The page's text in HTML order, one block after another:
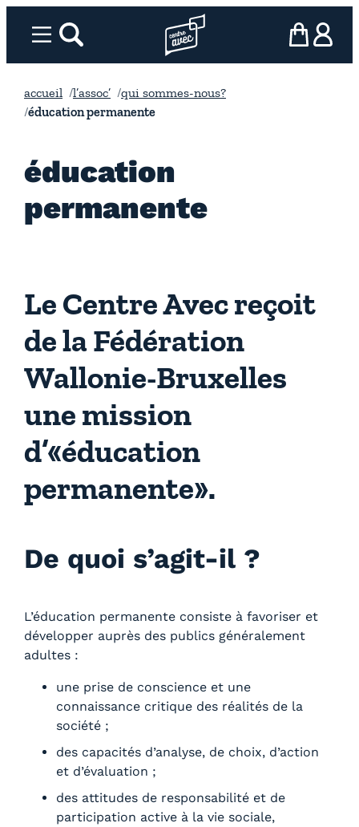
Menurechercher Page d’accueil l’association
mon panier
ma
accueil l’assoc’
qui sommes-nous?
éducation permanente
éducation
permanente
Le Centre Avec reçoit
de la Fédération
Wallonie-Bruxelles
une mission
d’«éducation
permanente».
De quoi s’agit-il ?
L’éducation permanente consiste à favoriser et
développer auprès des publics généralement
adultes :
une prise de conscience et une
connaissance critique des réalités de la
société ;
des capacités d’analyse, de choix, d’action
et d’évaluation ;
des attitudes de responsabilité et de
participation active à la vie sociale,